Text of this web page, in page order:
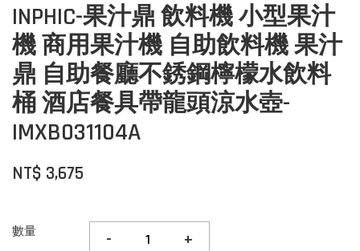
INPHIC-果汁鼎 飲料機 小型果汁
機 商用果汁機 自助飲料機 果汁
鼎 自助餐廳不銹鋼檸檬水飲料
桶 酒店餐具帶龍頭涼水壺-
IMXB031104A
NT$ 3,675
數量 - +